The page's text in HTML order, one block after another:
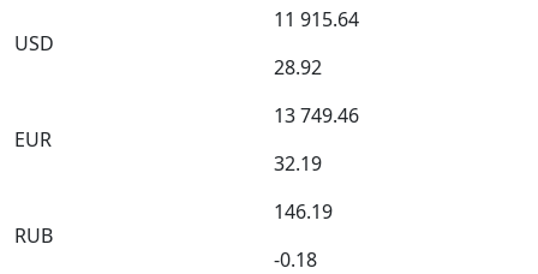
USD
11 915.64
28.92
EUR
13 749.46
32.19
RUB
146.19
-0.18